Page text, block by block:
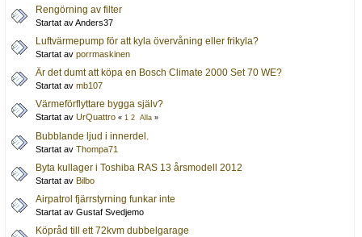
Rengörning av filter
Startat av Anders37
Luftvärmepump för att kyla övervåning eller frikyla?
Startat av porrmaskinen
Är det dumt att köpa en Bosch Climate 2000 Set 70 WE?
Startat av mb107
Värmeförflyttare bygga själv?
Startat av UrQuattro « 1 2 Alla »
Bubblande ljud i innerdel.
Startat av Thompa71
Byta kullager i Toshiba RAS 13 årsmodell 2012
Startat av Bilbo
Airpatrol fjärrstyrning funkar inte
Startat av Gustaf Svedjemo
Köpråd till ett 72kvm dubbelgarage